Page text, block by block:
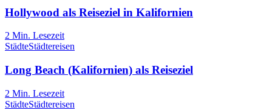
Hollywood als Reiseziel in Kalifornien
2 Min. Lesezeit
StädteStädtereisen
Long Beach (Kalifornien) als Reiseziel
2 Min. Lesezeit
StädteStädtereisen